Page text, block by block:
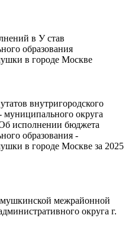
в У став
образования
в городе Москве
внутригородского
муниципального округа
исполнении бюджета
образования -
в городе Москве за 2025
межрайонной
округа г.